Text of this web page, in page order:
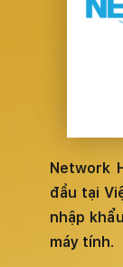
Network
đầu tại
nhập
máy tính.